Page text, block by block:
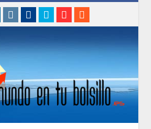
linkedininstagram
Facebook
TwitterGoogle+